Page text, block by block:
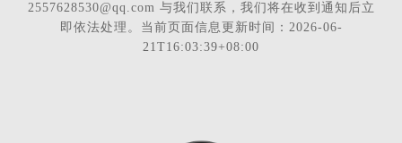
2557628530@qq.com 与我们联系，我们将在收到通知后立
即依法处理。当前页面信息更新时间：2026-06-
21T16:03:39+08:00